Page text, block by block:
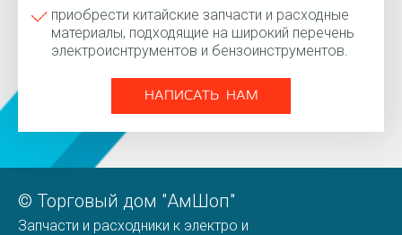
приобрести китайские запчасти и расходные
материалы, подходящие на широкий перечень
электроиснтрументов и бензоинструментов.
НАПИСАТЬ НАМ
© Торговый дом "АмШоп"
Запчасти и расходники к электро и